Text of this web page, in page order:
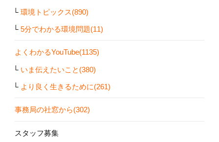
環境トピックス(890)
5分でわかる環境問題(11)
よくわかるYouTube(1135)
いま伝えたいこと(380)
より良く生きるために(261)
事務局の社窓から(302)
スタッフ募集